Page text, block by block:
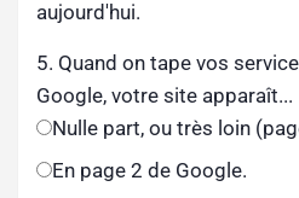
aujourd'hui.
5. Quand on tape vos
Google, votre site apparaît...
Nulle part, ou très loin
En page 2 de Google.